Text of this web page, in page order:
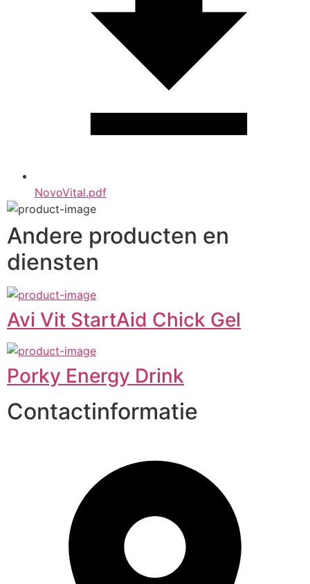
NovoVital.pdf
Andere producten en
diensten
Avi Vit StartAid Chick Gel
Porky Energy Drink
Contactinformatie